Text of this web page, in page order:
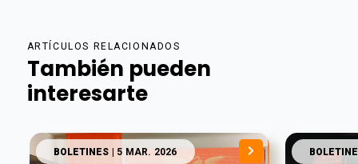
ARTÍCULOS RELACIONADOS
También pueden
interesarte
BOLETINES | 5 MAR. 2026